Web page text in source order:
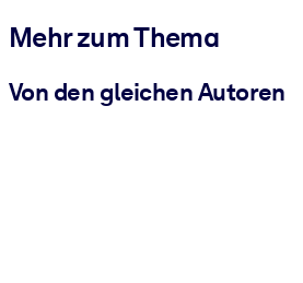
Mehr zum Thema
Von den gleichen Autoren